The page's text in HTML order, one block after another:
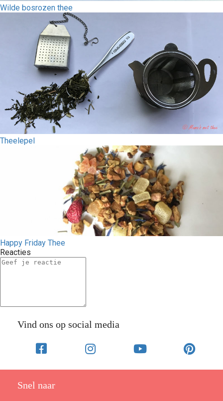
Wilde bosrozen thee
Theelepel
Happy Friday Thee
Reacties
Vind ons op social media
Snel naar